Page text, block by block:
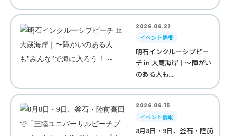
2026.06.22
イベント情報
明石インクルーシブビー
チ in 大蔵海岸｜〜障がい
のある人も...
2026.06.15
イベント情報
8月8日・9日、釜石・陸前